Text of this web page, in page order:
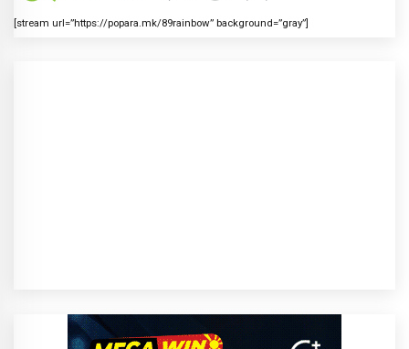
[stream url=”https://popara.mk/89rainbow” background=”gray”]